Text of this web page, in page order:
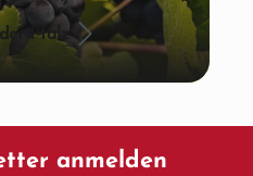
Pfalz
anmelden